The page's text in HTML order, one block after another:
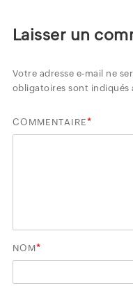
Laisser un
Votre adresse e-mail ne
obligatoires sont indiqués
COMMENTAIRE*
NOM*